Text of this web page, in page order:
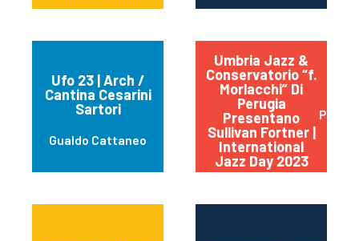
Ufo 23 | Arch /
Cantina Cesarini
Sartori
Gualdo Cattaneo
Umbria Jazz &
Conservatorio “f.
Morlacchi” Di
Perugia
Presentano
Sullivan Fortner |
International
Jazz Day 2023